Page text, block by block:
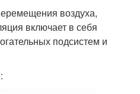
воздуха,
включает в себя
подсистем и